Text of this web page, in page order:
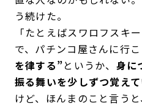
う続けた。
「たとえばスワロフスキ
で、パチンコ屋さんに行こ
を律する”というか、 身に
振る舞いを少しずつ覚え
けど、ほんまのこと言う